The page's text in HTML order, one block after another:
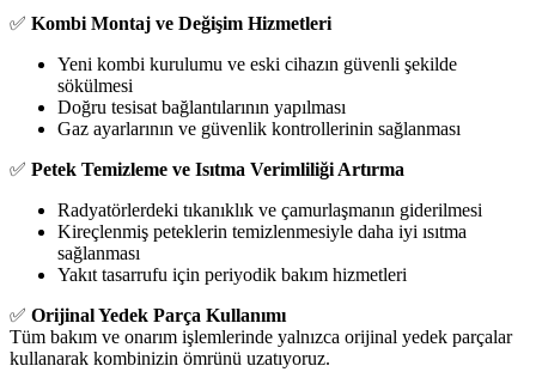
✅ Kombi Montaj ve Değişim Hizmetleri
Yeni kombi kurulumu ve eski cihazın güvenli şekilde
sökülmesi
Doğru tesisat bağlantılarının yapılması
Gaz ayarlarının ve güvenlik kontrollerinin sağlanması
✅ Petek Temizleme ve Isıtma Verimliliği Artırma
Radyatörlerdeki tıkanıklık ve çamurlaşmanın giderilmesi
Kireçlenmiş peteklerin temizlenmesiyle daha iyi ısıtma
sağlanması
Yakıt tasarrufu için periyodik bakım hizmetleri
✅ Orijinal Yedek Parça Kullanımı
Tüm bakım ve onarım işlemlerinde yalnızca orijinal yedek parçalar
kullanarak kombinizin ömrünü uzatıyoruz.